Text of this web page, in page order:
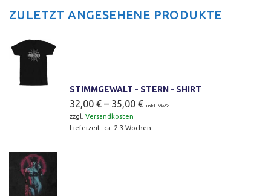
ZULETZT ANGESEHENE PRODUKTE
STIMMGEWALT - STERN - SHIRT
32,00 € – 35,00 € inkl. MwSt.
zzgl. Versandkosten
Lieferzeit: ca. 2-3 Wochen